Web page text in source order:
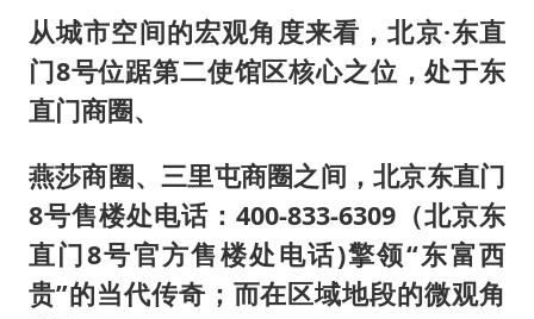
从城市空间的宏观角度来看，北京·东直
门8号位踞第二使馆区核心之位，处于东
直门商圈、
燕莎商圈、三里屯商圈之间，北京东直门
8号售楼处电话：400-833-6309（北京东
直门8号官方售楼处电话)擎领“东富西
贵”的当代传奇；而在区域地段的微观角